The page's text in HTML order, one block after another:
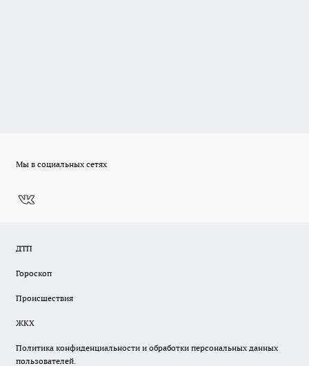
Мы в социальных сетях
ДТП
Гороскоп
Происшествия
ЖКХ
Политика конфиденциальности и обработки персональных данных
пользователей.